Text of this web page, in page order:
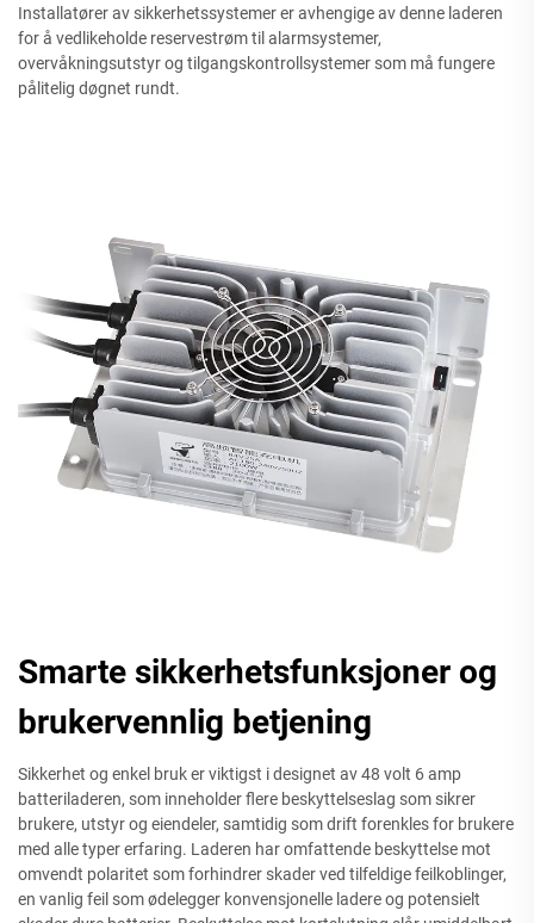
Installatører av sikkerhetssystemer er avhengige av denne laderen
for å vedlikeholde reservestrøm til alarmsystemer,
overvåkningsutstyr og tilgangskontrollsystemer som må fungere
pålitelig døgnet rundt.
Smarte sikkerhetsfunksjoner og
brukervennlig betjening
Sikkerhet og enkel bruk er viktigst i designet av 48 volt 6 amp
batteriladeren, som inneholder flere beskyttelseslag som sikrer
brukere, utstyr og eiendeler, samtidig som drift forenkles for brukere
med alle typer erfaring. Laderen har omfattende beskyttelse mot
omvendt polaritet som forhindrer skader ved tilfeldige feilkoblinger,
en vanlig feil som ødelegger konvensjonelle ladere og potensielt